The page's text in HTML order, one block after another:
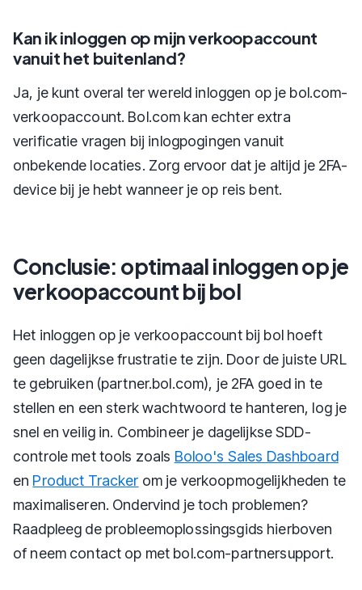
Kan ik inloggen op mijn verkoopaccount
vanuit het buitenland?
Ja, je kunt overal ter wereld inloggen op je bol.com-
verkoopaccount. Bol.com kan echter extra
verificatie vragen bij inlogpogingen vanuit
onbekende locaties. Zorg ervoor dat je altijd je 2FA-
device bij je hebt wanneer je op reis bent.
Conclusie: optimaal inloggen op je
verkoopaccount bij bol
Het inloggen op je verkoopaccount bij bol hoeft
geen dagelijkse frustratie te zijn. Door de juiste URL
te gebruiken (partner.bol.com), je 2FA goed in te
stellen en een sterk wachtwoord te hanteren, log je
snel en veilig in. Combineer je dagelijkse SDD-
controle met tools zoals Boloo's Sales Dashboard
en Product Tracker om je verkoopmogelijkheden te
maximaliseren. Ondervind je toch problemen?
Raadpleeg de probleemoplossingsgids hierboven
of neem contact op met bol.com-partnersupport.